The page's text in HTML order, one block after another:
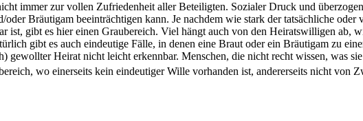
immer zur vollen Zufriedenheit aller Beteiligten. Sozialer Druck und
Bräutigam beeinträchtigen kann. Je nachdem wie stark der tatsächliche
ist, gibt es hier einen Graubereich. Viel hängt auch von den Heirats­willigen
gibt es auch eindeutige Fälle, in denen eine Braut oder ein Bräutigam zu
gewollter Heirat nicht leicht erkennbar. Menschen, die nicht recht wissen, was
wo einerseits kein eindeutiger Wille vorhanden ist, andererseits nicht von